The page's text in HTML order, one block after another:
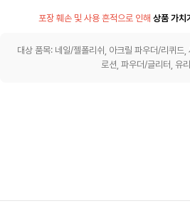
포장 훼손 및 사용 흔적으로 인해 상품 가치
대상 품목: 네일/젤폴리쉬, 아크릴 파우더/리퀴드,
로션, 파우더/글리터, 유